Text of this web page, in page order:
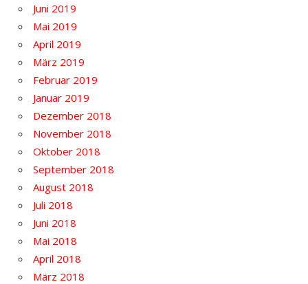
Juni 2019
Mai 2019
April 2019
März 2019
Februar 2019
Januar 2019
Dezember 2018
November 2018
Oktober 2018
September 2018
August 2018
Juli 2018
Juni 2018
Mai 2018
April 2018
März 2018